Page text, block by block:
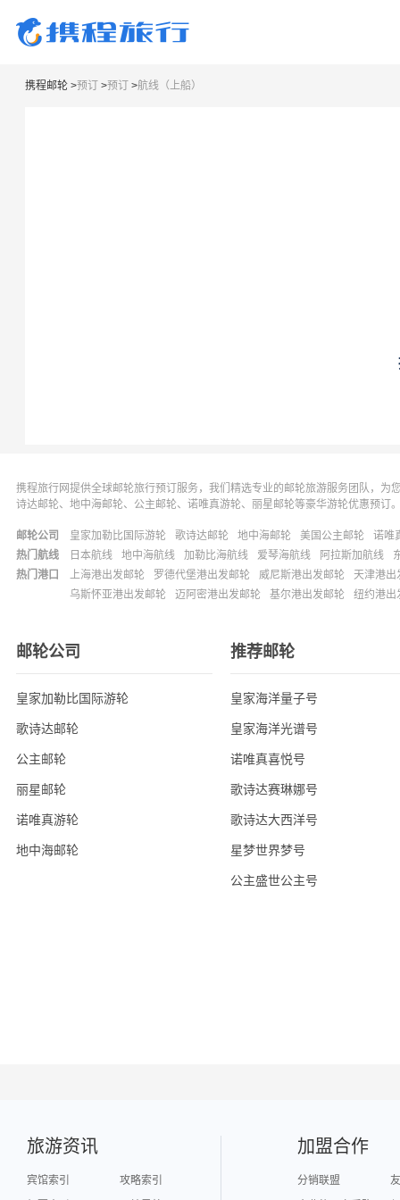
携程邮轮 >预订 >预订 >航线（上船）
携程旅行网提供全球邮轮旅行预订服务，我们精选专业的邮轮旅游服务团队，
诗达邮轮、地中海邮轮、公主邮轮、诺唯真游轮、丽星邮轮等豪华游轮优惠预订
邮轮公司 皇家加勒比国际游轮 歌诗达邮轮 地中海邮轮 美国公主邮轮
诺唯
热门航线
日本航线 地中海航线 加勒比海航线 爱琴海航线 阿拉斯加航线
热门港口
上海港出发邮轮 罗德代堡港出发邮轮 威尼斯港出发邮轮
天津港出
乌斯怀亚港出发邮轮
迈阿密港出发邮轮 基尔港出发邮轮 纽约港出
邮轮公司
皇家加勒比国际游轮
歌诗达邮轮
公主邮轮
丽星邮轮
诺唯真游轮
地中海邮轮
推荐邮轮
皇家海洋量子号
皇家海洋光谱号
诺唯真喜悦号
歌诗达赛琳娜号
歌诗达大西洋号
星梦世界梦号
公主盛世公主号
旅游资讯
宾馆索引
攻略索引
加盟合作
分销联盟